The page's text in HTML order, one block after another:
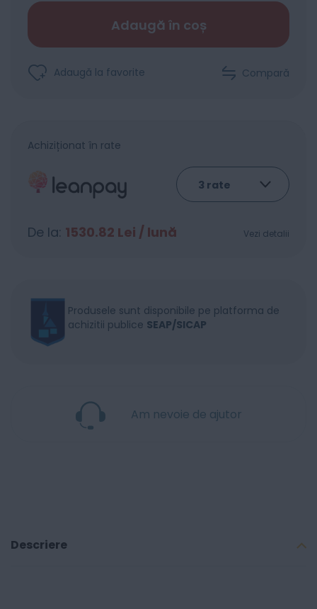
Adaugă în coș
Adaugă la favorite Compară
Achiziționat în rate
De la: 1530.82 Lei / lună Vezi detalii
Produsele sunt disponibile pe platforma de
achizitii publice SEAP/SICAP
Am nevoie de ajutor
Descriere